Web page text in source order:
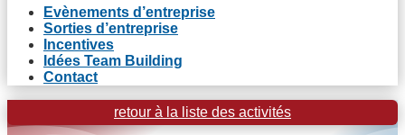
Evènements d’entreprise
Sorties d’entreprise
Incentives
Idées Team Building
Contact
retour à la liste des activités